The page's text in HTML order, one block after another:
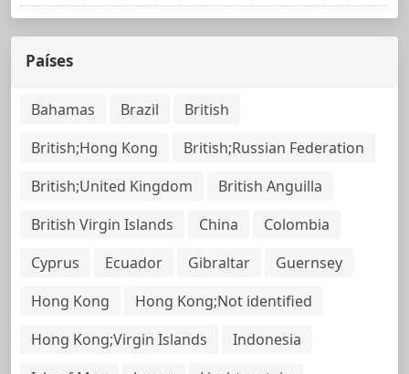
Países
Bahamas Brazil
British
British;Hong Kong
British;Russian Federation
British;United Kingdom
British Anguilla
British Virgin Islands
China
Colombia
Cyprus
Ecuador Gibraltar
Guernsey
Hong Kong
Hong Kong;Not identified
Hong Kong;Virgin Islands
Indonesia